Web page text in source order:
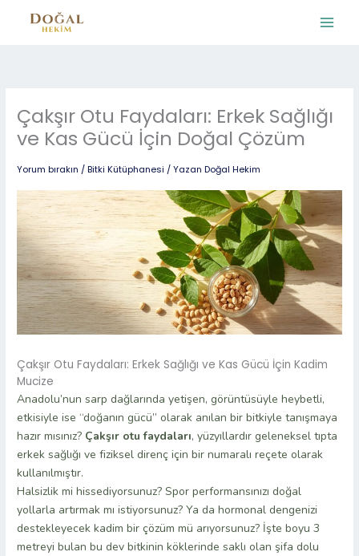
Çakşır Otu Faydaları: Erkek Sağlığı
ve Kas Gücü İçin Doğal Çözüm
Yorum bırakın /Bitki Kütüphanesi / Yazan Doğal Hekim
Çakşır Otu Faydaları: Erkek Sağlığı ve Kas Gücü İçin Kadim
Mucize
Anadolu’nun sarp dağlarında yetişen, görüntüsüyle heybetli,
etkisiyle ise “doğanın gücü” olarak anılan bir bitkiyle tanışmaya
hazır mısınız? Çakşır otu faydaları, yüzyıllardır geleneksel tıpta
erkek sağlığı ve fiziksel direnç için bir numaralı reçete olarak
kullanılmıştır.
Halsizlik mi hissediyorsunuz? Spor performansınızı doğal
yollarla artırmak mı istiyorsunuz? Ya da hormonal dengenizi
destekleyecek kadim bir çözüm mü arıyorsunuz? İşte boyu 3
metreyi bulan bu dev bitkinin köklerinde saklı olan şifa dolu